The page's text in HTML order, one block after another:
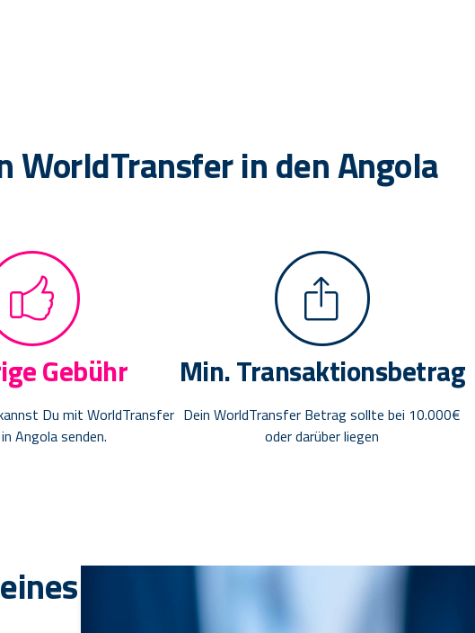
WorldTransfer in den Angola
Gebühr
Du mit WorldTransfer
Angola senden.
Min. Transaktionsbetrag
Dein WorldTransfer Betrag sollte bei 10.000€
oder darüber liegen